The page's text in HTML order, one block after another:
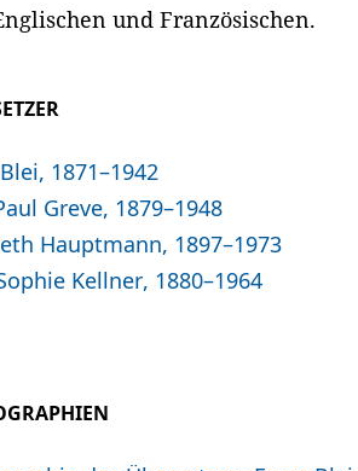
und Französischen.
1871–1942
Greve, 1879–1948
Hauptmann, 1897–1973
Kellner, 1880–1964